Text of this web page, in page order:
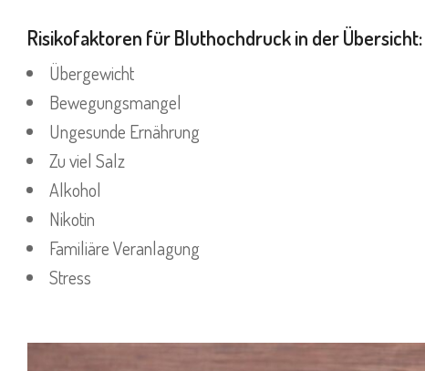
Risikofaktoren für Bluthochdruck in der Übersicht:
Übergewicht
Bewegungsmangel
Ungesunde Ernährung
Zu viel Salz
Alkohol
Nikotin
Familiäre Veranlagung
Stress